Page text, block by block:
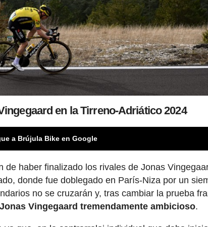
en la Tirreno-Adriático 2024
a Brújula Bike en Google
de haber finalizado los rivales de Jonas
donde fue doblegado en París-Niza por un
no se cruzarán y, tras cambiar la prueba
Vingegaard tremendamente ambicioso.